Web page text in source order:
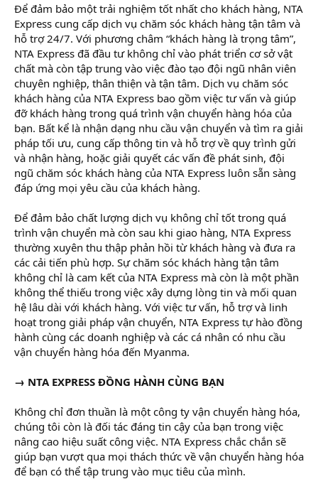
Để đảm bảo một trải nghiệm tốt nhất cho khách hàng, NTA
Express cung cấp dịch vụ chăm sóc khách hàng tận tâm và
hỗ trợ 24/7. Với phương châm “khách hàng là trọng tâm”,
NTA Express đã đầu tư không chỉ vào phát triển cơ sở vật
chất mà còn tập trung vào việc đào tạo đội ngũ nhân viên
chuyên nghiệp, thân thiện và tận tâm. Dịch vụ chăm sóc
khách hàng của NTA Express bao gồm việc tư vấn và giúp
đỡ khách hàng trong quá trình vận chuyển hàng hóa của
bạn. Bất kể là nhận dạng nhu cầu vận chuyển và tìm ra giải
pháp tối ưu, cung cấp thông tin và hỗ trợ về quy trình gửi
và nhận hàng, hoặc giải quyết các vấn đề phát sinh, đội
ngũ chăm sóc khách hàng của NTA Express luôn sẵn sàng
đáp ứng mọi yêu cầu của khách hàng.
Để đảm bảo chất lượng dịch vụ không chỉ tốt trong quá
trình vận chuyển mà còn sau khi giao hàng, NTA Express
thường xuyên thu thập phản hồi từ khách hàng và đưa ra
các cải tiến phù hợp. Sự chăm sóc khách hàng tận tâm
không chỉ là cam kết của NTA Express mà còn là một phần
không thể thiếu trong việc xây dựng lòng tin và mối quan
hệ lâu dài với khách hàng. Với việc tư vấn, hỗ trợ và linh
hoạt trong giải pháp vận chuyển, NTA Express tự hào đồng
hành cùng các doanh nghiệp và các cá nhân có nhu cầu
vận chuyển hàng hóa đến Myanma.
→ NTA EXPRESS ĐỒNG HÀNH CÙNG BẠN
Không chỉ đơn thuần là một công ty vận chuyển hàng hóa,
chúng tôi còn là đối tác đáng tin cậy của bạn trong việc
nâng cao hiệu suất công việc. NTA Express chắc chắn sẽ
giúp bạn vượt qua mọi thách thức về vận chuyển hàng hóa
để bạn có thể tập trung vào mục tiêu của mình.